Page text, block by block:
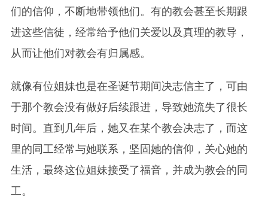
们的信仰，不断地带领他们。有的教会甚至长期跟
进这些信徒，经常给予他们关爱以及真理的教导，
从而让他们对教会有归属感。
就像有位姐妹也是在圣诞节期间决志信主了，可由
于那个教会没有做好后续跟进，导致她流失了很长
时间。直到几年后，她又在某个教会决志了，而这
里的同工经常与她联系，坚固她的信仰，关心她的
生活，最终这位姐妹接受了福音，并成为教会的同
工。